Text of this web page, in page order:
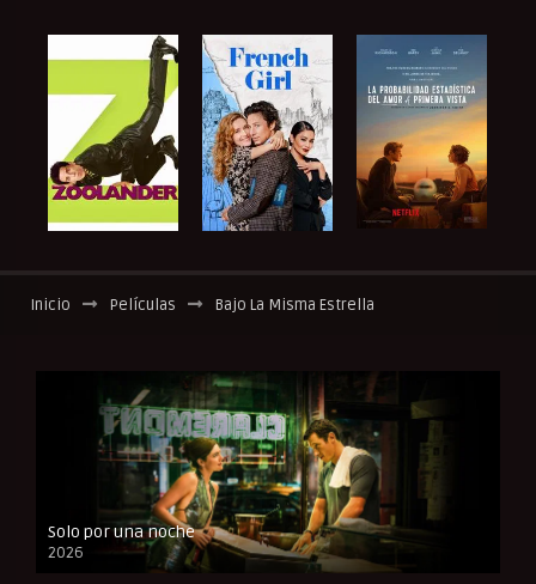
Inicio Películas Bajo La Misma Estrella
Solo por una noche
2026
CAM